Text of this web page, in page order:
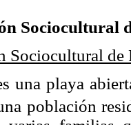
Sociocultural
Sociocultural de
una playa
población